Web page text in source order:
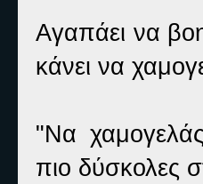
Αγαπάει να
κάνει να
"Να
πιο δύσκολες